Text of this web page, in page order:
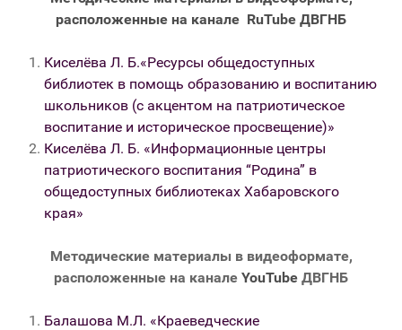
расположенные на канале RuTube ДВГНБ
Киселёва Л. Б.«Ресурсы общедоступных
библиотек в помощь образованию и воспитанию
школьников (с акцентом на патриотическое
воспитание и историческое просвещение)»
Киселёва Л. Б. «Информационные центры
патриотического воспитания “Родина” в
общедоступных библиотеках Хабаровского
края»
Методические материалы в видеоформате,
расположенные на канале YouTube ДВГНБ
Балашова М.Л. «Краеведческие